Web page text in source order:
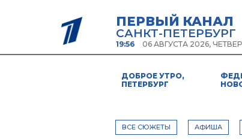
ПЕРВЫЙ КАНАЛ
САНКТ-ПЕТЕРБУРГ
19:56 06 АВГУСТА 2026,
ДОБРОЕ УТРО,
ПЕТЕРБУРГ
ВСЕ СЮЖЕТЫ АФИША